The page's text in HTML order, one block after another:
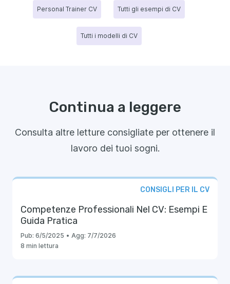
Personal Trainer CV Tutti gli esempi di CV
Tutti i modelli di CV
Continua a leggere
Consulta altre letture consigliate per ottenere il
lavoro dei tuoi sogni.
CONSIGLI PER IL CV
Competenze Professionali Nel CV: Esempi E
Guida Pratica
Pub: 6/5/2025 • Agg: 7/7/2026
8 min lettura